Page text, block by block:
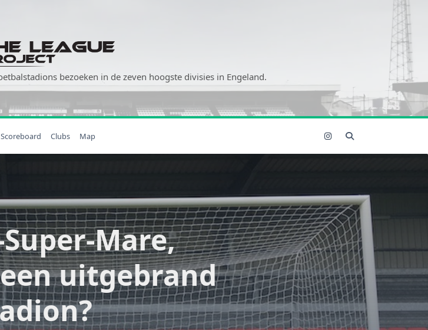
bezoeken in de zeven hoogste divisies in Engeland.
Scoreboard Clubs Map
Mare,
uitgebrand